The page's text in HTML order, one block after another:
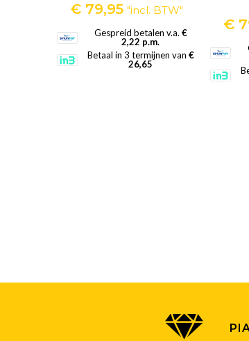
€ 79,95 "incl. BTW"
Gespreid betalen v.a. €
2,22 p.m.
Betaal in 3 termijnen van €
26,65
€